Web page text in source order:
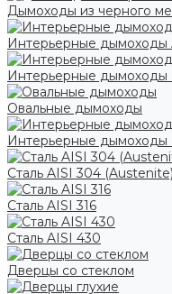
Дымоходы из черного
Интерьерные дымоходы
Интерьерные дымоходы
Овальные дымоходы
Интерьерные дымоходы
Сталь AISI 304 (Austenite)
Сталь AISI 316
Сталь AISI 430
Дверцы со стеклом